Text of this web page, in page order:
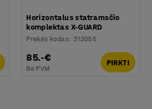
Horizontalus statramsčio
komplektas X-GUARD
Prekės kodas: 312055
85.-€
Be PVM
PIRKTI